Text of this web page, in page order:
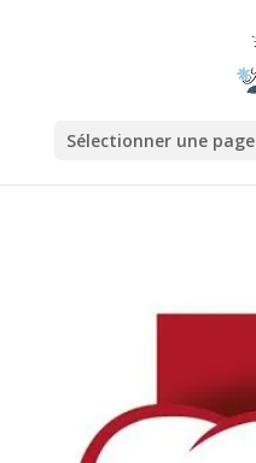
Sélectionner une page